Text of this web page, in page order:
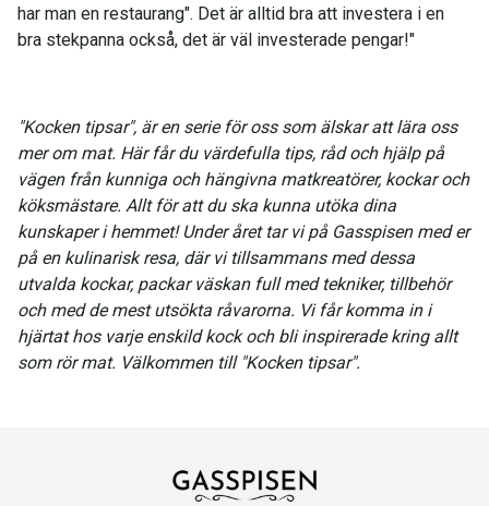
har man en restaurang". Det är alltid bra att investera i en
bra stekpanna också, det är väl investerade pengar!"
"Kocken tipsar", är en serie för oss som älskar att lära oss
mer om mat. Här får du värdefulla tips, råd och hjälp på
vägen från kunniga och hängivna matkreatörer, kockar och
köksmästare. Allt för att du ska kunna utöka dina
kunskaper i hemmet! Under året tar vi på Gasspisen med er
på en kulinarisk resa, där vi tillsammans med dessa
utvalda kockar, packar väskan full med tekniker, tillbehör
och med de mest utsökta råvarorna. Vi får komma in i
hjärtat hos varje enskild kock och bli inspirerade kring allt
som rör mat. Välkommen till "Kocken tipsar".